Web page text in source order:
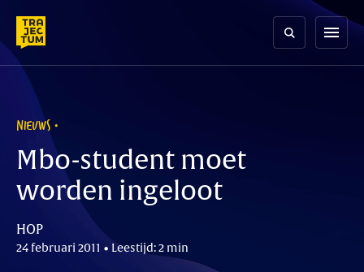
content
menu
NIEUWS
Mbo-student moet
worden ingeloot
HOP
24 februari 2011 • Leestijd: 2 min